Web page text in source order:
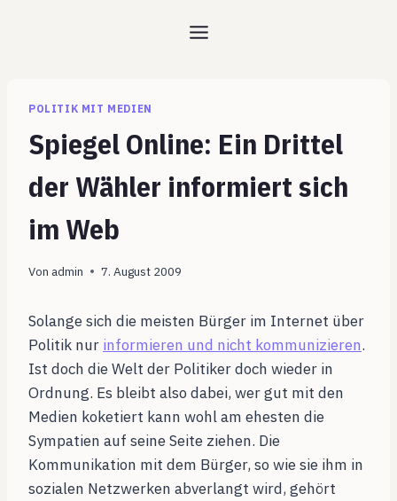
POLITIK MIT MEDIEN
Spiegel Online: Ein Drittel
der Wähler informiert sich
im Web
Von admin 7. August 2009
Solange sich die meisten Bürger im Internet über
Politik nur informieren und nicht kommunizieren.
Ist doch die Welt der Politiker doch wieder in
Ordnung. Es bleibt also dabei, wer gut mit den
Medien koketiert kann wohl am ehesten die
Sympatien auf seine Seite ziehen. Die
Kommunikation mit dem Bürger, so wie sie ihm in
sozialen Netzwerken abverlangt wird, gehört